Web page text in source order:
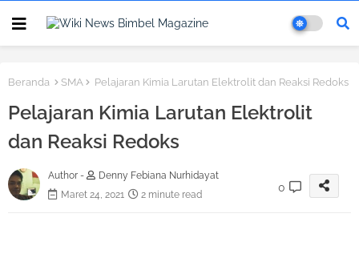
Beranda SMA Pelajaran Kimia Larutan Elektrolit dan Reaksi Redoks
Pelajaran Kimia Larutan Elektrolit
dan Reaksi Redoks
Author -
Denny Febiana Nurhidayat
Maret 24, 2021
2 minute read
0